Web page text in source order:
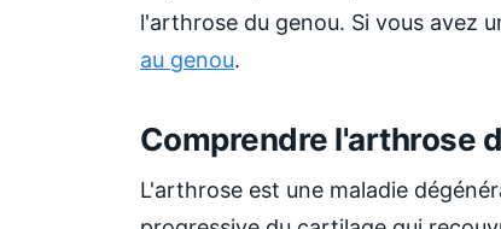
l'arthrose du genou. Si vous avez
au genou.
Comprendre l'arthrose
L'arthrose est une maladie